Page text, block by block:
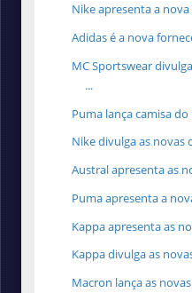
Nike apresenta a
Adidas é a nova
MC Sportswear
...
Puma lança camisa
Nike divulga as novas
Austral apresenta as
Puma apresenta a
Kappa apresenta as
Kappa divulga as
Macron lança as